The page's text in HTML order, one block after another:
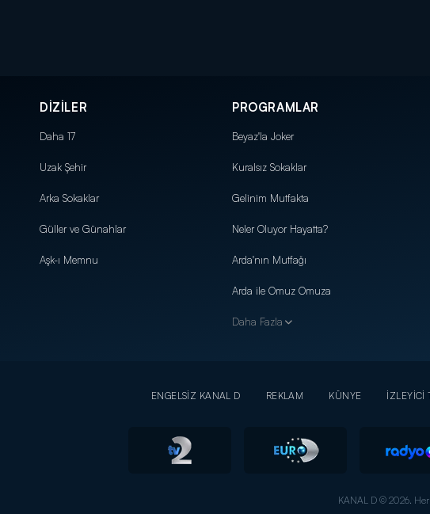
DİZİLER
Daha 17
Uzak Şehir
Arka Sokaklar
Güller ve Günahlar
Aşk-ı Memnu
PROGRAMLAR
Beyaz'la Joker
Kuralsız Sokaklar
Gelinim Mutfakta
Neler Oluyor Hayatta?
Arda'nın Mutfağı
Arda ile Omuz Omuza
Daha Fazla
ENGELSİZ KANAL D REKLAM KÜNYE İZLEYİCİ
KANAL D © 2026. Her